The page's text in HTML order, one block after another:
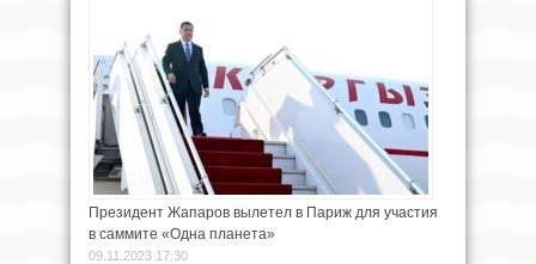
Президент Жапаров вылетел в Париж для участия
в саммите «Одна планета»
09.11.2023 17:30